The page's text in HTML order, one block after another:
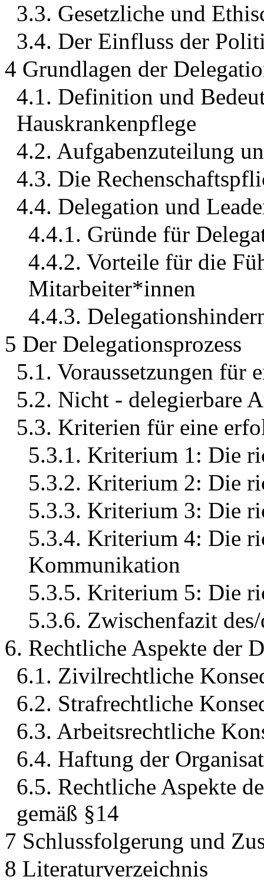
3.3. Gesetzliche und
3.4. Der Einfluss der
4 Grundlagen der
4.1. Definition und
Hauskrankenpflege
4.2. Aufgabenzuteilung
4.3. Die
4.4. Delegation und
4.4.1. Gründe für
4.4.2. Vorteile für die
Mitarbeiter*innen
4.4.3.
5 Der Delegationsprozess
5.1. Voraussetzungen für
5.2. Nicht - delegierbare
5.3. Kriterien für eine
5.3.1. Kriterium 1: Die
5.3.2. Kriterium 2: Die
5.3.3. Kriterium 3: Die
5.3.4. Kriterium 4: Die
Kommunikation
5.3.5. Kriterium 5: Die
5.3.6. Zwischenfazit
6. Rechtliche Aspekte der
6.1. Zivilrechtliche
6.2. Strafrechtliche
6.3. Arbeitsrechtliche
6.4. Haftung der
6.5. Rechtliche Aspekte
gemäß §14
7 Schlussfolgerung und
8 Literaturverzeichnis